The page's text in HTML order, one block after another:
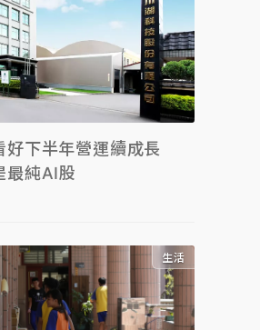
好下半年營運續成長
最純AI股
生活